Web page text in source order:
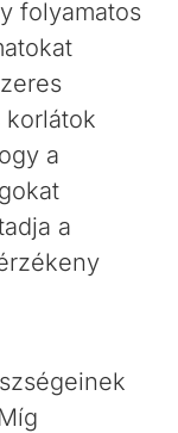
folyamatos
a
a